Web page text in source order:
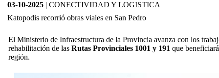
03-10-2025 | CONECTIVIDAD Y LOGISTICA
Katopodis recorrió obras viales en San Pedro
El Ministerio de Infraestructura de la Provincia avanza con los
rehabilitación de las Rutas Provinciales 1001 y 191 que
región.